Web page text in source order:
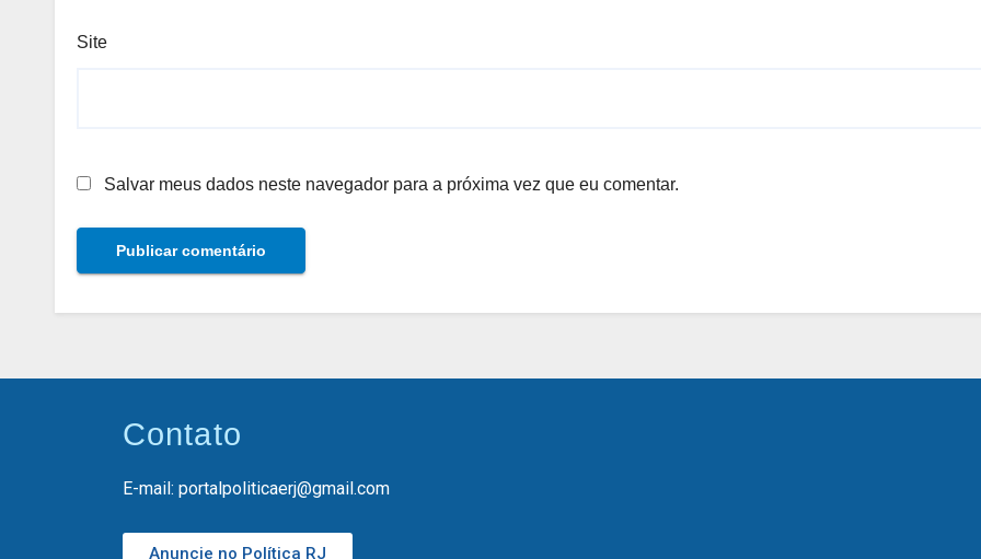
Site
Salvar meus dados neste navegador para a próxima vez que eu comentar.
Contato
E-mail: portalpoliticaerj@gmail.com
Anuncie no Política RJ